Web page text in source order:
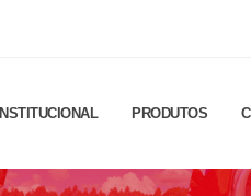
INSTITUCIONAL PRODUTOS